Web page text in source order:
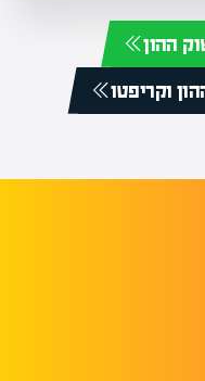
ההון
וקריפטו